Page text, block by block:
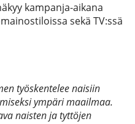
kampanja-aikana
sekä TV:ssä
työskentelee naisiin
ympäri maailmaa.
naisten ja tyttöjen